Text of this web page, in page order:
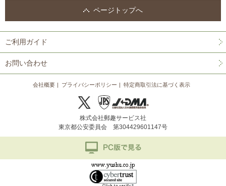
ページトップへ
ご利用ガイド
お問い合わせ
会社概要 プライバシーポリシー 特定商取引法に基づく表示
株式会社郵趣サービス社
東京都公安委員会 第304429601147号